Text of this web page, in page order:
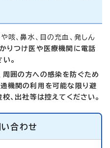
咳、鼻水、目の充血、発しん
りつけ医や医療機関に電話
。
周囲の方への感染を防ぐため
機関の利用を可能な限り避
校、出社等は控えてください。
い合わせ